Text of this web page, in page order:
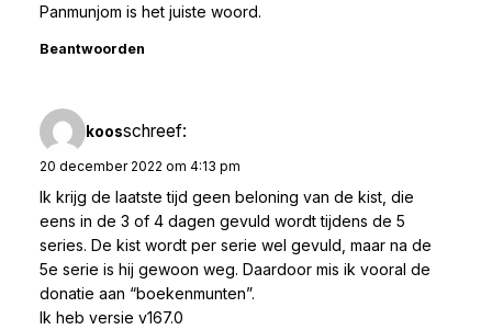
Panmunjom is het juiste woord.
Beantwoorden
koosschreef:
20 december 2022 om 4:13 pm
Ik krijg de laatste tijd geen beloning van de kist, die
eens in de 3 of 4 dagen gevuld wordt tijdens de 5
series. De kist wordt per serie wel gevuld, maar na de
5e serie is hij gewoon weg. Daardoor mis ik vooral de
donatie aan “boekenmunten”.
Ik heb versie v167.0